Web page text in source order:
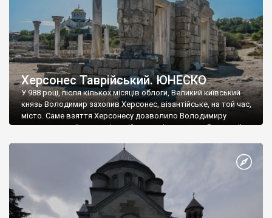
Херсонес Таврійський. ЮНЕСКО
У 988 році, після кількох місяців облоги, Великий київський
князь Володимир захопив Херсонес, візантійське, на той час,
місто. Саме взяття Херсонесу дозволило Володимиру
диктувати свої умови візантійському імператору Василю ІІ, та
Херсонесі Володимир-язичник, став Василем-християнином.
А потім було Хрещення Русі. На честь Херсонесу Таврійського